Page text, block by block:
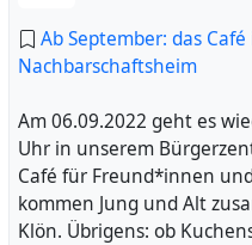
Ab September: das
Nachbarschaftsheim
Am 06.09.2022 geht es
Uhr in unserem
Café für Freund*innen
kommen Jung und Alt
Klön. Übrigens: ob